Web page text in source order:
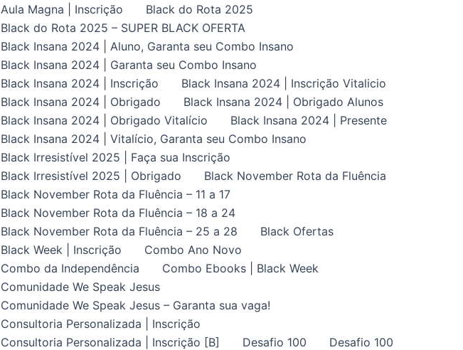
Aula Magna | Inscrição
Black do Rota 2025
Black do Rota 2025 – SUPER BLACK OFERTA
Black Insana 2024 | Aluno, Garanta seu Combo Insano
Black Insana 2024 | Garanta seu Combo Insano
Black Insana 2024 | Inscrição
Black Insana 2024 | Inscrição Vitalicio
Black Insana 2024 | Obrigado
Black Insana 2024 | Obrigado Alunos
Black Insana 2024 | Obrigado Vitalício
Black Insana 2024 | Presente
Black Insana 2024 | Vitalício, Garanta seu Combo Insano
Black Irresistível 2025 | Faça sua Inscrição
Black Irresistível 2025 | Obrigado
Black November Rota da Fluência
Black November Rota da Fluência – 11 a 17
Black November Rota da Fluência – 18 a 24
Black November Rota da Fluência – 25 a 28
Black Ofertas
Black Week | Inscrição
Combo Ano Novo
Combo da Independência
Combo Ebooks | Black Week
Comunidade We Speak Jesus
Comunidade We Speak Jesus – Garanta sua vaga!
Consultoria Personalizada | Inscrição
Consultoria Personalizada | Inscrição [B]
Desafio 100
Desafio 100